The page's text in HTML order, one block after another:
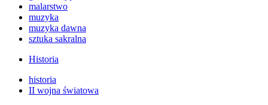
malarstwo
muzyka
muzyka dawna
sztuka sakralna
Historia
historia
II wojna światowa